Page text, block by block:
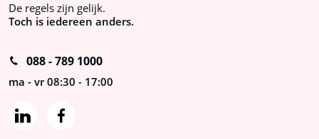
De regels zijn gelijk.
Toch is iedereen anders.
088 - 789 1000
ma - vr 08:30 - 17:00